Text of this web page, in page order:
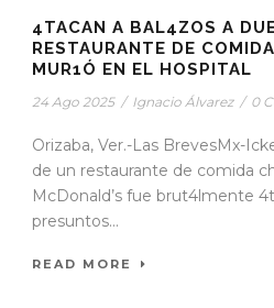
4TACAN A BAL4ZOS A
RESTAURANTE DE
MUR1Ó EN EL HOSPITAL
24 Ago 2025 / Ignacio Álvarez / 0
Orizaba, Ver.-Las BrevesMx-
de un restaurante de comida
McDonald’s fue brut4lmente
presuntos...
READ MORE